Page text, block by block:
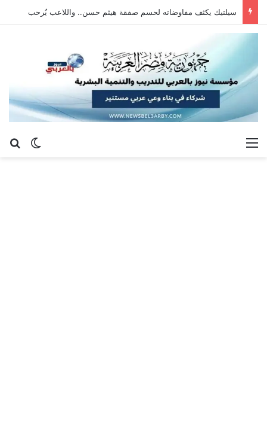
سيلتيك يكثف مفاوضاته لحسم صفقة هيثم حسن.. واللاعب يُرحب
الوضع القائمة